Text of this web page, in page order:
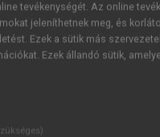
áll, melyek az
retenció
műszeres
általános
a beteg
pontos ismerete a
tevékenységét. Az online
jeleníthetnek meg, és
Ezek a sütik más
Ezek állandó sütik,